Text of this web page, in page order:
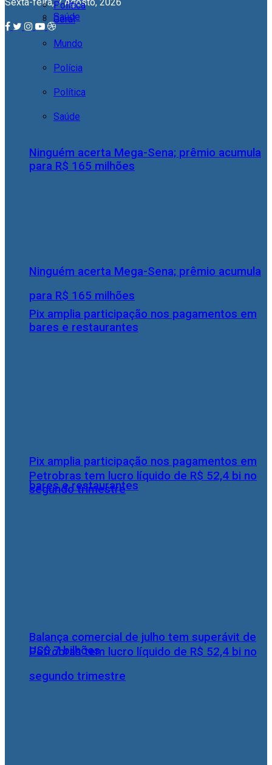
Geral
Mundo
Polícia
Política
Saúde
Ninguém acerta Mega-Sena; prêmio acumula
para R$ 165 milhões
Pix amplia participação nos pagamentos em
bares e restaurantes
Petrobras tem lucro líquido de R$ 52,4 bi no
segundo trimestre
Política
Saúde
Ninguém acerta Mega-Sena; prêmio acumula
para R$ 165 milhões
Pix amplia participação nos pagamentos em
bares e restaurantes
Petrobras tem lucro líquido de R$ 52,4 bi no
segundo trimestre
Balança comercial de julho tem superávit de
US$ 7 bilhões